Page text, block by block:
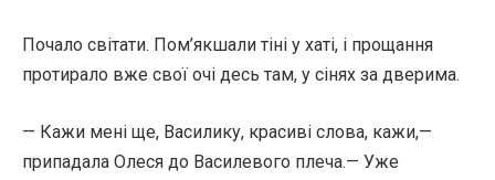
Почало світати. Пом’якшали тіні у хаті, і прощання
протирало вже свої очі десь там, у сінях за дверима.
— Кажи мені ще, Василику, красиві слова, кажи,—
припадала Олеся до Василевого плеча.— Уже